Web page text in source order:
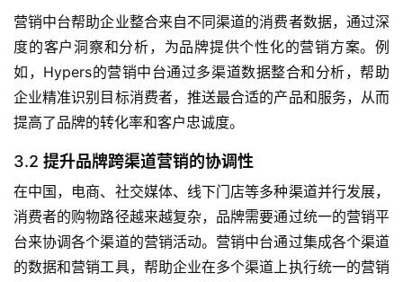
营销中台帮助企业整合来自不同渠道的消费者数据，通过深
度的客户洞察和分析，为品牌提供个性化的营销方案。例
如，Hypers的营销中台通过多渠道数据整合和分析，帮助
企业精准识别目标消费者，推送最合适的产品和服务，从而
提高了品牌的转化率和客户忠诚度。
3.2 提升品牌跨渠道营销的协调性
在中国，电商、社交媒体、线下门店等多种渠道并行发展，
消费者的购物路径越来越复杂，品牌需要通过统一的营销平
台来协调各个渠道的营销活动。营销中台通过集成各个渠道
的数据和营销工具，帮助企业在多个渠道上执行统一的营销